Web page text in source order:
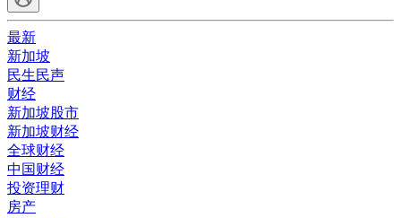
最新
新加坡
民生民声
财经
新加坡股市
新加坡财经
全球财经
中国财经
投资理财
房产